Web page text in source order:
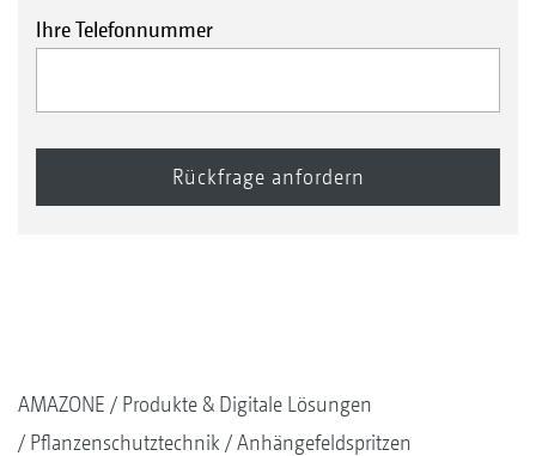
Ihre Telefonnummer
AMAZONE
Produkte & Digitale Lösungen
Pflanzenschutztechnik
Anhängefeldspritzen